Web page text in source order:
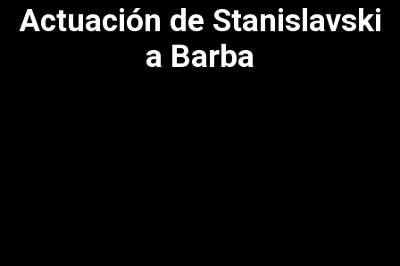
Actuación de Stanislavski
a Barba